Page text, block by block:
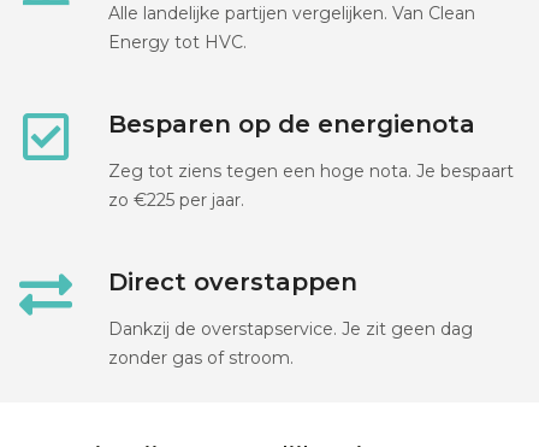
Alle landelijke partijen vergelijken. Van Clean
Energy tot HVC.
Besparen op de energienota
Zeg tot ziens tegen een hoge nota. Je bespaart
zo €225 per jaar.
Direct overstappen
Dankzij de overstapservice. Je zit geen dag
zonder gas of stroom.